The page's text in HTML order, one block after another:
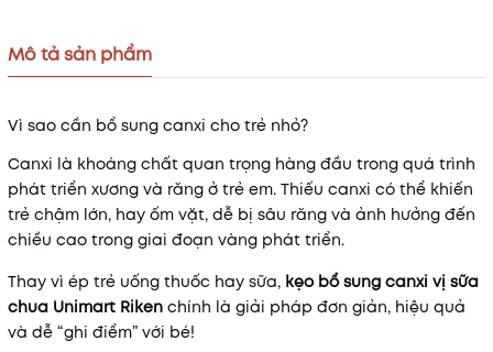
Mô tả sản phẩm
Vì sao cần bổ sung canxi cho trẻ nhỏ?
Canxi là khoáng chất quan trọng hàng đầu trong quá trình
phát triển xương và răng ở trẻ em. Thiếu canxi có thể khiến
trẻ chậm lớn, hay ốm vặt, dễ bị sâu răng và ảnh hưởng đến
chiều cao trong giai đoạn vàng phát triển.
Thay vì ép trẻ uống thuốc hay sữa, kẹo bổ sung canxi vị sữa
chua Unimart Riken chính là giải pháp đơn giản, hiệu quả
và dễ “ghi điểm” với bé!